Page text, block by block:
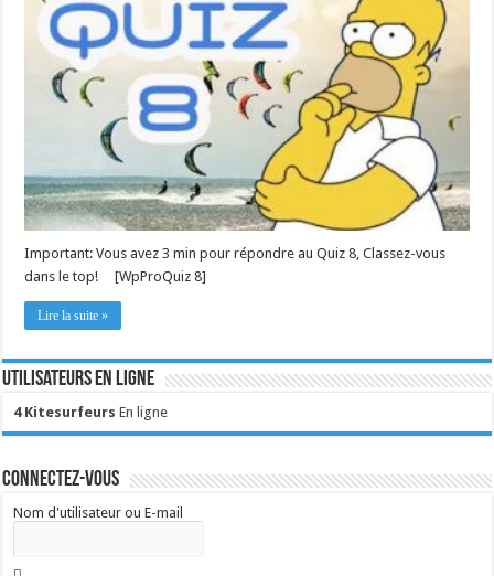
Important: Vous avez 3 min pour répondre au Quiz 8, Classez-vous
dans le top! [WpProQuiz 8]
Lire la suite »
Utilisateurs en ligne
4 Kitesurfeurs En ligne
Connectez-vous
Nom d'utilisateur ou E-mail